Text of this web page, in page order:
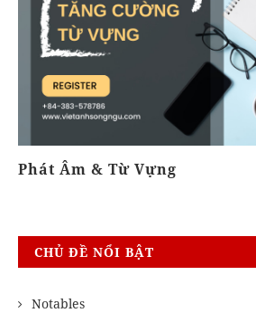
Phát Âm & Từ Vựng
CHỦ ĐỀ NỔI BẬT
Notables